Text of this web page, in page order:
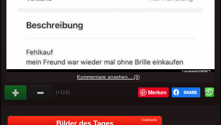
Kommentare ansehen... (3)
(+118) Merken
Bilder des Tages Startseite